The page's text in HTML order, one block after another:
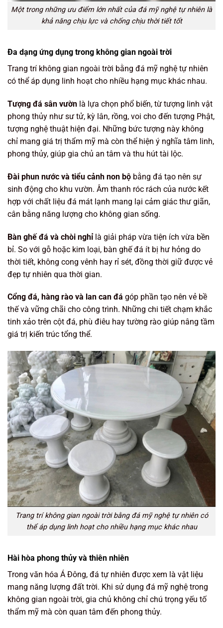
Một trong những ưu điểm lớn nhất của đá mỹ nghệ tự nhiên là
khả năng chịu lực và chống chịu thời tiết tốt
Đa dạng ứng dụng trong không gian ngoài trời
Trang trí không gian ngoài trời bằng đá mỹ nghệ tự nhiên
có thể áp dụng linh hoạt cho nhiều hạng mục khác nhau.
Tượng đá sân vườn là lựa chọn phổ biến, từ tượng linh vật
phong thủy như sư tử, kỳ lân, rồng, voi cho đến tượng Phật,
tượng nghệ thuật hiện đại. Những bức tượng này không
chỉ mang giá trị thẩm mỹ mà còn thể hiện ý nghĩa tâm linh,
phong thủy, giúp gia chủ an tâm và thu hút tài lộc.
Đài phun nước và tiểu cảnh non bộ bằng đá tạo nên sự
sinh động cho khu vườn. Âm thanh róc rách của nước kết
hợp với chất liệu đá mát lạnh mang lại cảm giác thư giãn,
cân bằng năng lượng cho không gian sống.
Bàn ghế đá và chòi nghỉlà giải pháp vừa tiện ích vừa bền
bỉ. So với gỗ hoặc kim loại, bàn ghế đá ít bị hư hỏng do
thời tiết, không cong vênh hay rỉ sét, đồng thời giữ được vẻ
đẹp tự nhiên qua thời gian.
Cổng đá, hàng rào và lan can đá góp phần tạo nên vẻ bề
thế và vững chãi cho công trình. Những chi tiết chạm khắc
tinh xảo trên cột đá, phù điêu hay tường rào giúp nâng tầm
giá trị kiến trúc tổng thể.
Trang trí không gian ngoài trời bằng đá mỹ nghệ tự nhiên có
thể áp dụng linh hoạt cho nhiều hạng mục khác nhau
Hài hòa phong thủy và thiên nhiên
Trong văn hóa Á Đông, đá tự nhiên được xem là vật liệu
mang năng lượng đất trời. Khi sử dụng đá mỹ nghệ trong
không gian ngoài trời, gia chủ không chỉ chú trọng yếu tố
thẩm mỹ mà còn quan tâm đến phong thủy.